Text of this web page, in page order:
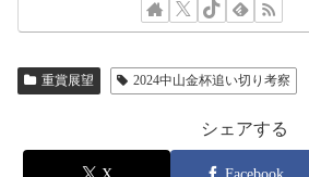
重賞展望 2024中山金杯追い切り考察
シェアする